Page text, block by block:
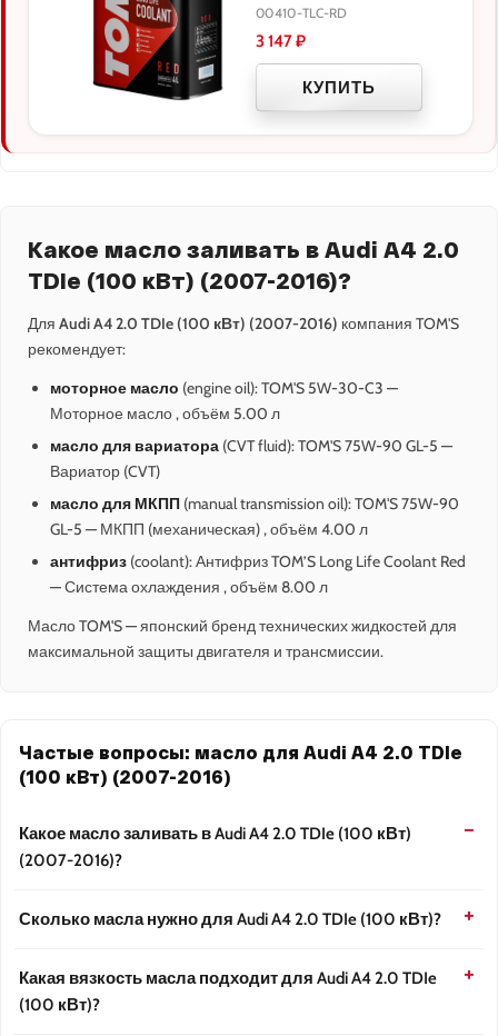
00410-TLC-RD
3 147₽
КУПИТЬ
Какое масло заливать в Audi A4 2.0
TDIe (100 кВт) (2007-2016)?
Для Audi A4 2.0 TDIe (100 кВт) (2007-2016) компания TOM'S
рекомендует:
моторное масло (engine oil): TOM'S 5W-30-C3 —
Моторное масло , объём 5.00 л
масло для вариатора (CVT fluid): TOM'S 75W-90 GL-5 —
Вариатор (CVT)
масло для МКПП (manual transmission oil): TOM'S 75W-90
GL-5 — МКПП (механическая) , объём 4.00 л
антифриз (coolant): Антифриз TOM’S Long Life Coolant Red
— Система охлаждения , объём 8.00 л
Масло TOM'S — японский бренд технических жидкостей для
максимальной защиты двигателя и трансмиссии.
Частые вопросы: масло для Audi A4 2.0 TDIe
(100 кВт) (2007-2016)
Какое масло заливать в Audi A4 2.0 TDIe (100 кВт)
(2007-2016)?
Сколько масла нужно для Audi A4 2.0 TDIe (100 кВт)?
Какая вязкость масла подходит для Audi A4 2.0 TDIe
(100 кВт)?